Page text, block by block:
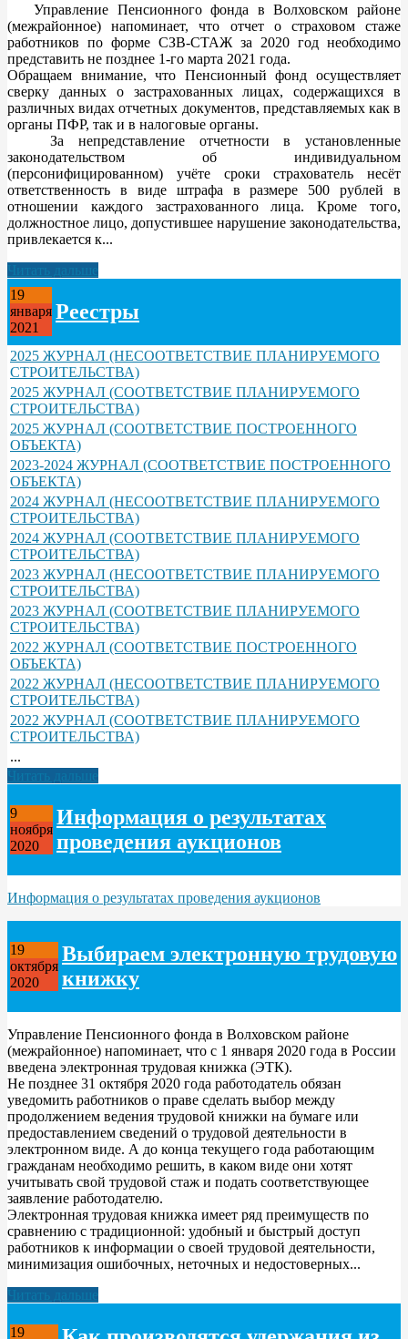
Управление Пенсионного фонда в Волховском районе
(межрайонное) напоминает, что отчет о страховом стаже
работников по форме СЗВ-СТАЖ за 2020 год необходимо
представить не позднее 1-го марта 2021 года.
Обращаем внимание, что Пенсионный фонд осуществляет
сверку данных о застрахованных лицах, содержащихся в
различных видах отчетных документов, представляемых как в
органы ПФР, так и в налоговые органы.
За непредставление отчетности в установленные
законодательством об индивидуальном
(персонифицированном) учёте сроки страхователь несёт
ответственность в виде штрафа в размере 500 рублей в
отношении каждого застрахованного лица. Кроме того,
должностное лицо, допустившее нарушение законодательства,
привлекается к...
Читать дальше
19
января
2021
Реестры
2025 ЖУРНАЛ (НЕСООТВЕТСТВИЕ ПЛАНИРУЕМОГО
СТРОИТЕЛЬСТВА)
2025 ЖУРНАЛ (СООТВЕТСТВИЕ ПЛАНИРУЕМОГО
СТРОИТЕЛЬСТВА)
2025 ЖУРНАЛ (СООТВЕТСТВИЕ ПОСТРОЕННОГО
ОБЪЕКТА)
2023-2024 ЖУРНАЛ (СООТВЕТСТВИЕ ПОСТРОЕННОГО
ОБЪЕКТА)
2024 ЖУРНАЛ (НЕСООТВЕТСТВИЕ ПЛАНИРУЕМОГО
СТРОИТЕЛЬСТВА)
2024 ЖУРНАЛ (СООТВЕТСТВИЕ ПЛАНИРУЕМОГО
СТРОИТЕЛЬСТВА)
2023 ЖУРНАЛ (НЕСООТВЕТСТВИЕ ПЛАНИРУЕМОГО
СТРОИТЕЛЬСТВА)
2023 ЖУРНАЛ (СООТВЕТСТВИЕ ПЛАНИРУЕМОГО
СТРОИТЕЛЬСТВА)
2022 ЖУРНАЛ (СООТВЕТСТВИЕ ПОСТРОЕННОГО
ОБЪЕКТА)
2022 ЖУРНАЛ (НЕСООТВЕТСТВИЕ ПЛАНИРУЕМОГО
СТРОИТЕЛЬСТВА)
2022 ЖУРНАЛ (СООТВЕТСТВИЕ ПЛАНИРУЕМОГО
СТРОИТЕЛЬСТВА)
...
Читать дальше
9
ноября
2020
Информация о результатах
проведения аукционов
Информация о результатах проведения аукционов
19
октября
2020
Выбираем электронную трудовую
книжку
Управление Пенсионного фонда в Волховском районе
(межрайонное) напоминает, что c 1 января 2020 года в России
введена электронная трудовая книжка (ЭТК).
Не позднее 31 октября 2020 года работодатель обязан
уведомить работников о праве сделать выбор между
продолжением ведения трудовой книжки на бумаге или
предоставлением сведений о трудовой деятельности в
электронном виде. А до конца текущего года работающим
гражданам необходимо решить, в каком виде они хотят
учитывать свой трудовой стаж и подать соответствующее
заявление работодателю.
Электронная трудовая книжка имеет ряд преимуществ по
сравнению с традиционной: удобный и быстрый доступ
работников к информации о своей трудовой деятельности,
минимизация ошибочных, неточных и недостоверных...
Читать дальше
19